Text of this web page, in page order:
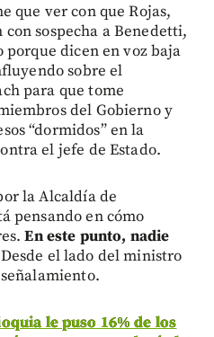
que ver con que Rojas,
sospecha a Benedetti,
porque dicen en voz baja
sobre el
para que tome
del Gobierno y
“dormidos” en la
el jefe de Estado.
la Alcaldía de
pensando en cómo
En este punto, nadie
Desde el lado del ministro
le puso 16% de los